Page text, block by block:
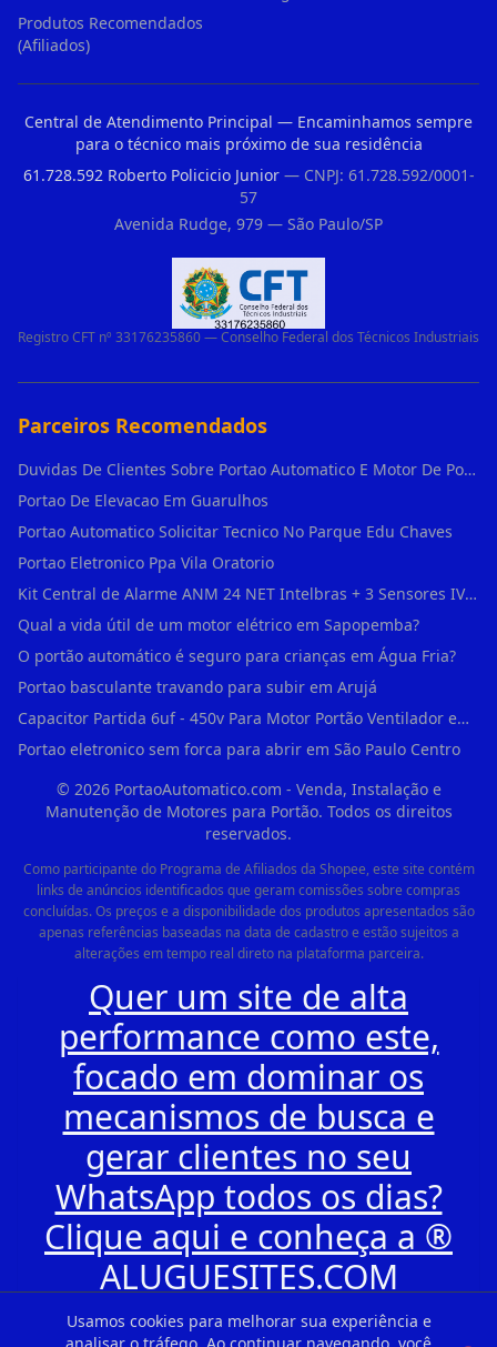
Usamos cookies para melhorar sua experiência e
Produtos Recomendados
(Afiliados)
Central de Atendimento Principal — Encaminhamos sempre
para o técnico mais próximo de sua residência
61.728.592 Roberto Policicio Junior— CNPJ: 61.728.592/0001-
57
Avenida Rudge, 979 — São Paulo/SP
Registro CFT nº 33176235860 — Conselho Federal dos Técnicos Industriais
Parceiros Recomendados
Duvidas De Clientes Sobre Portao Automatico E Motor De Portao Motor De Portao Suspenso
Portao De Elevacao Em Guarulhos
Portao Automatico Solicitar Tecnico No Parque Edu Chaves
Portao Eletronico Ppa Vila Oratorio
Kit Central de Alarme ANM 24 NET Intelbras + 3 Sensores IVP 3000 CF + Bateria + em Vila Jacuí
Qual a vida útil de um motor elétrico em Sapopemba?
O portão automático é seguro para crianças em Água Fria?
Portao basculante travando para subir em Arujá
Capacitor Partida 6uf - 450v Para Motor Portão Ventilador em Vila Madalena
Portao eletronico sem forca para abrir em São Paulo Centro
© 2026PortaoAutomatico.com - Venda, Instalação e
Manutenção de Motores para Portão. Todos os direitos
reservados.
Como participante do Programa de Afiliados da Shopee, este site contém
links de anúncios identificados que geram comissões sobre compras
concluídas. Os preços e a disponibilidade dos produtos apresentados são
apenas referências baseadas na data de cadastro e estão sujeitos a
alterações em tempo real direto na plataforma parceira.
Quer um site de alta
performance como este,
focado em dominar os
mecanismos de busca e
gerar clientes no seu
WhatsApp todos os dias?
Clique aqui e conheça a ®
ALUGUESITES.COM